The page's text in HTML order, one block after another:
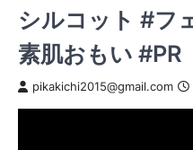
シルコット #フ
素肌おもい #PR
pikakichi2015@gmail.com